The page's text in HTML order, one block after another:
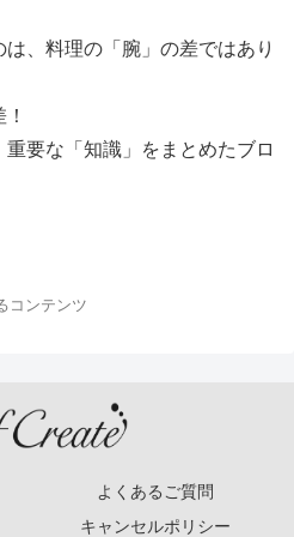
、料理の「腕」の差ではあり
要な「知識」をまとめたブロ
コンテンツ
よくあるご質問
キャンセルポリシー